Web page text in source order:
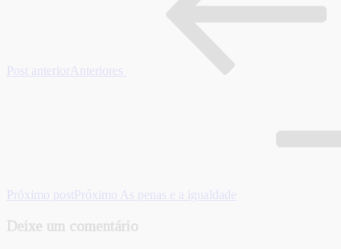
Post anterior Anteriores
Próximo post Próximo As penas e a igualdade
Deixe um comentário